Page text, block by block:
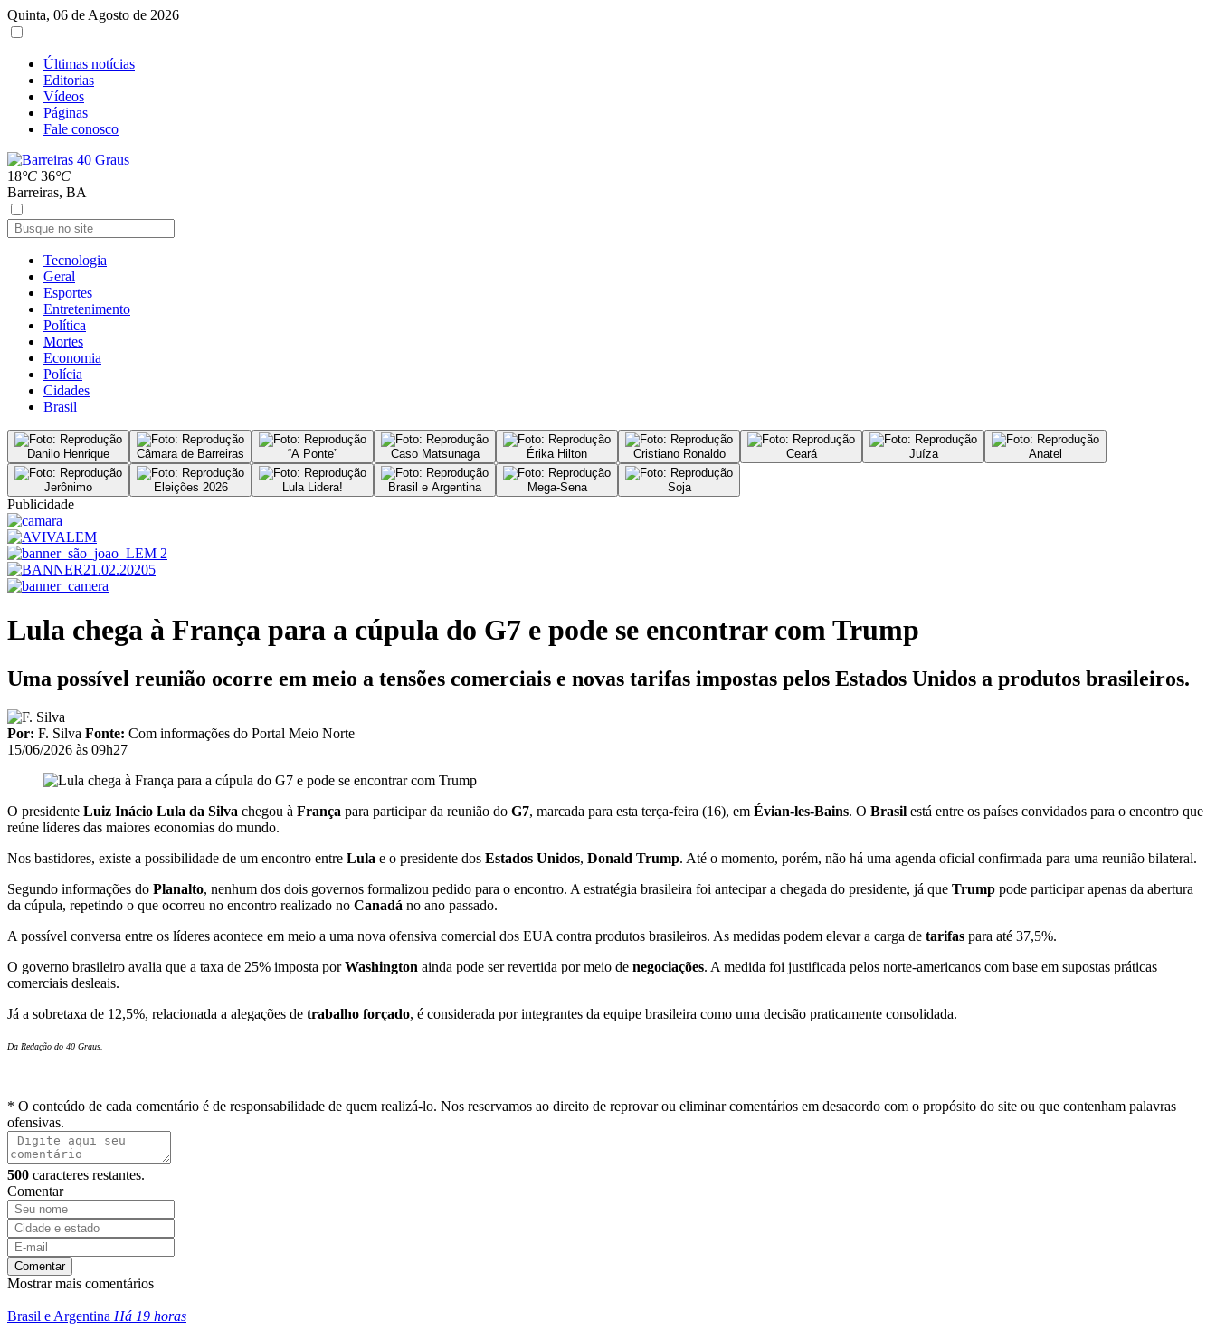
Quinta, 06 de Agosto de 2026
Últimas notícias
Editorias
Vídeos
Páginas
Fale conosco
18°C 36°C
Barreiras, BA
Tecnologia
Geral
Esportes
Entretenimento
Política
Mortes
Economia
Polícia
Cidades
Brasil
Danilo Henrique Câmara de Barreiras “A Ponte” Caso Matsunaga Érika Hilton Cristiano Ronaldo Ceará Juíza Anatel
Jerônimo Eleições 2026 Lula Lidera! Brasil e Argentina Mega-Sena Soja
Publicidade
Lula chega à França para a cúpula do G7 e pode se encontrar com Trump
Uma possível reunião ocorre em meio a tensões comerciais e novas tarifas impostas pelos Estados Unidos a produtos brasileiros.
Por: F. Silva Fonte: Com informações do Portal Meio Norte
15/06/2026 às 09h27
O presidente Luiz Inácio Lula da Silva chegou à França para participar da reunião do G7, marcada para esta terça-feira (16), em Évian-les-Bains. O Brasil está entre os países convidados para o encontro que
reúne líderes das maiores economias do mundo.
Nos bastidores, existe a possibilidade de um encontro entre Lula e o presidente dos Estados Unidos, Donald Trump. Até o momento, porém, não há uma agenda oficial confirmada para uma reunião bilateral.
Segundo informações do Planalto, nenhum dos dois governos formalizou pedido para o encontro. A estratégia brasileira foi antecipar a chegada do presidente, já que Trump pode participar apenas da abertura
da cúpula, repetindo o que ocorreu no encontro realizado no Canadá no ano passado.
A possível conversa entre os líderes acontece em meio a uma nova ofensiva comercial dos EUA contra produtos brasileiros. As medidas podem elevar a carga de tarifas para até 37,5%.
O governo brasileiro avalia que a taxa de 25% imposta porWashington ainda pode ser revertida por meio de negociações. A medida foi justificada pelos norte-americanos com base em supostas práticas
comerciais desleais.
Já a sobretaxa de 12,5%, relacionada a alegações de trabalho forçado, é considerada por integrantes da equipe brasileira como uma decisão praticamente consolidada.
Da Redação do 40 Graus.
* O conteúdo de cada comentário é de responsabilidade de quem realizá-lo. Nos reservamos ao direito de reprovar ou eliminar comentários em desacordo com o propósito do site ou que contenham palavras
ofensivas.
500 caracteres restantes.
Comentar
Comentar
Mostrar mais comentários
Brasil e Argentina Há 19 horas